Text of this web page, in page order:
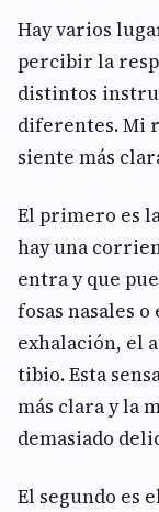
Hay varios
percibir la
distintos
diferentes. Mi
siente más
El primero es
hay una
entra y que
fosas nasales
exhalación, el
tibio. Esta
más clara y la
demasiado
El segundo es